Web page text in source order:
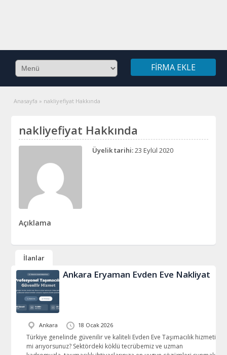
FIRMA EKLE
Anasayfa » nakliyefiyat Hakkında
nakliyefiyat Hakkında
Üyelik tarihi:23 Eylül 2020
Açıklama
İlanlar
Ankara Eryaman Evden Eve Nakliyat
Ankara 18 Ocak 2026
Türkiye genelinde güvenilir ve kaliteli Evden Eve Taşımacılık hizmeti
mi arıyorsunuz? Sektördeki köklü tecrübemiz ve uzman